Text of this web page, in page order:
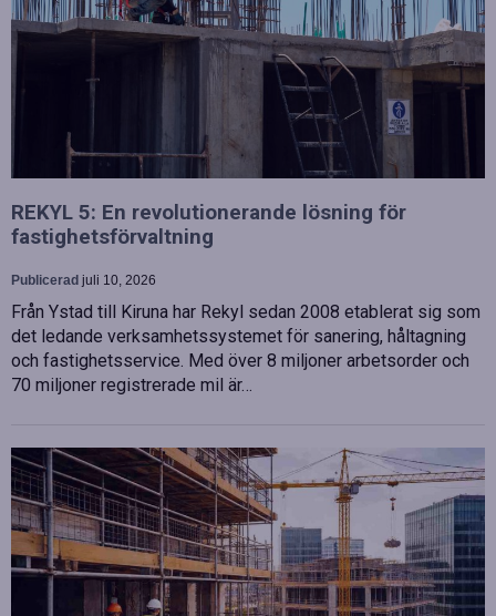
REKYL 5: En revolutionerande lösning för
fastighetsförvaltning
Publicerad juli 10, 2026
Från Ystad till Kiruna har Rekyl sedan 2008 etablerat sig som
det ledande verksamhetssystemet för sanering, håltagning
och fastighetsservice. Med över 8 miljoner arbetsorder och
70 miljoner registrerade mil är…